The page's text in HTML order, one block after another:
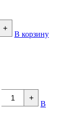
+
В корзину
+
В